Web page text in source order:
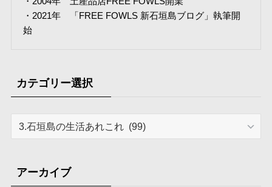
・2021年 「FREE FOWLS 新石垣島ブログ」執筆開
始
カテゴリー選択
リ
ー
アーカイブ